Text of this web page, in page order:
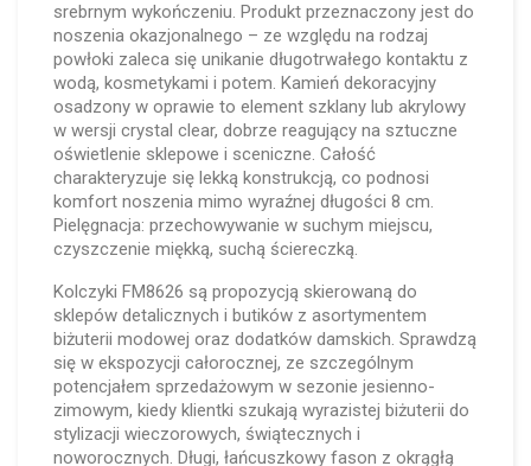
srebrnym wykończeniu. Produkt przeznaczony jest do
noszenia okazjonalnego – ze względu na rodzaj
powłoki zaleca się unikanie długotrwałego kontaktu z
wodą, kosmetykami i potem. Kamień dekoracyjny
osadzony w oprawie to element szklany lub akrylowy
w wersji crystal clear, dobrze reagujący na sztuczne
oświetlenie sklepowe i sceniczne. Całość
charakteryzuje się lekką konstrukcją, co podnosi
komfort noszenia mimo wyraźnej długości 8 cm.
Pielęgnacja: przechowywanie w suchym miejscu,
czyszczenie miękką, suchą ściereczką.
Kolczyki FM8626 są propozycją skierowaną do
sklepów detalicznych i butików z asortymentem
biżuterii modowej oraz dodatków damskich. Sprawdzą
się w ekspozycji całorocznej, ze szczególnym
potencjałem sprzedażowym w sezonie jesienno-
zimowym, kiedy klientki szukają wyrazistej biżuterii do
stylizacji wieczorowych, świątecznych i
noworocznych. Długi, łańcuszkowy fason z okrągłą